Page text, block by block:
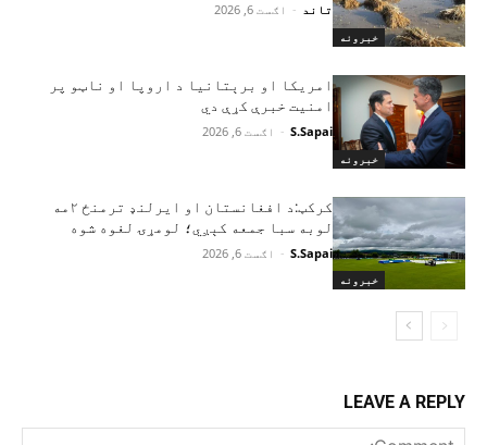
خبرونه
تاند - اګست 6, 2026
خبرونه
امریکا او برېتانیا د اروپا او ناټو پر
امنیت خبرې کړې دي
S.Sapai
- اګست 6, 2026
خبرونه
کرکټ:د افغانستان او ایرلنډ ترمنځ ۲مه
لوبه سبا جمعه کېږي؛ لومړۍ لغوه شوه
S.Sapai
- اګست 6, 2026
LEAVE A REPLY